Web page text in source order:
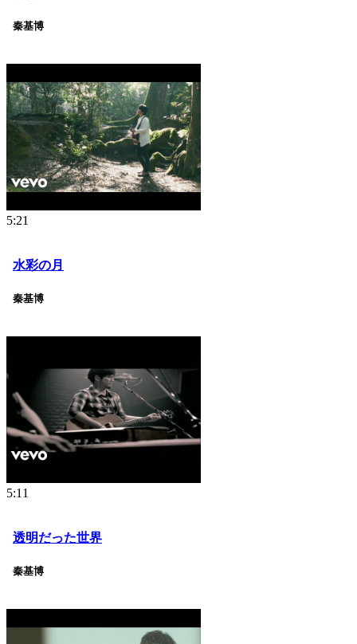
秦基博
5:21
水彩の月
秦基博
5:11
透明だった世界
秦基博